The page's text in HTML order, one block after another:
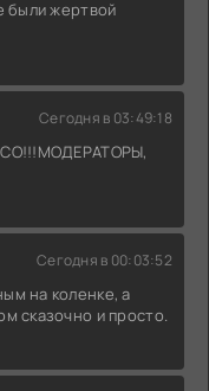
были жертвой
Сегодня в 03:49:18
Сегодня в 00:03:52
на коленке, а
сказочно и просто.